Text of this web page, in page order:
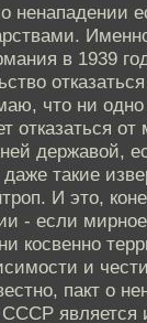
ненападении
в 1939
отказаться
что ни
отказаться от
державой,
такие
И это,
- если
косвенно
и
пакт о
является